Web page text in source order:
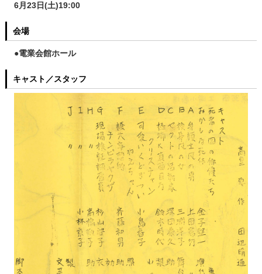
6月23日(土)19:00
会場
●電業会館ホール
キャスト／スタッフ